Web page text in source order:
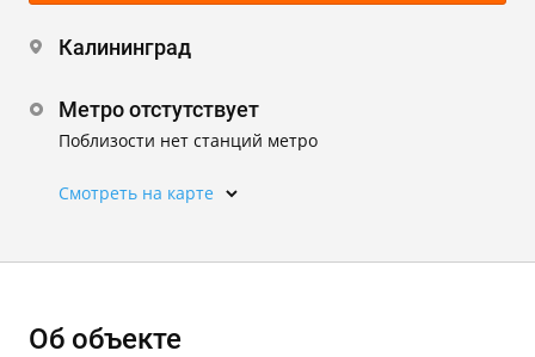
Калининград
Метро отстутствует
Поблизости нет станций метро
Смотреть на карте
Об объекте